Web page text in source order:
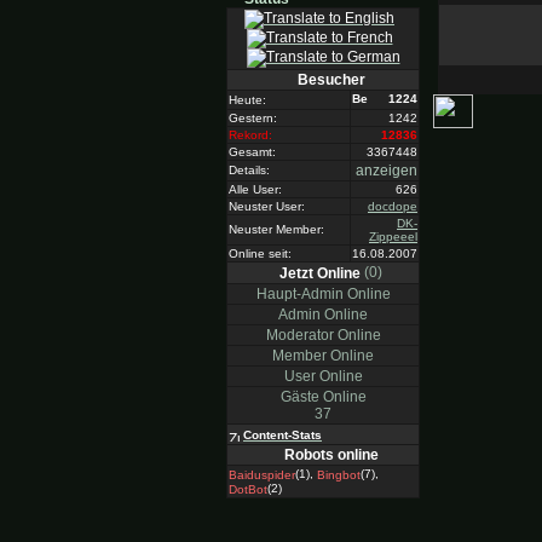
Besucher
Heute:
1224
Gestern:
1242
Rekord:
12836
Gesamt:
3367448
Details:
anzeigen
Alle User:
626
Neuster User:
docdope
Neuster Member:
DK-
Zippeeel
Online seit:
16.08.2007
Jetzt Online (0)
Haupt-Admin Online
Admin Online
Moderator Online
Member Online
User Online
Gäste Online
37
Content-Stats
Robots online
Baiduspider(1), Bingbot(7),
DotBot(2)